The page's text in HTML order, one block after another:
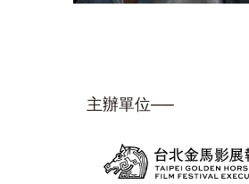
主辦單位──